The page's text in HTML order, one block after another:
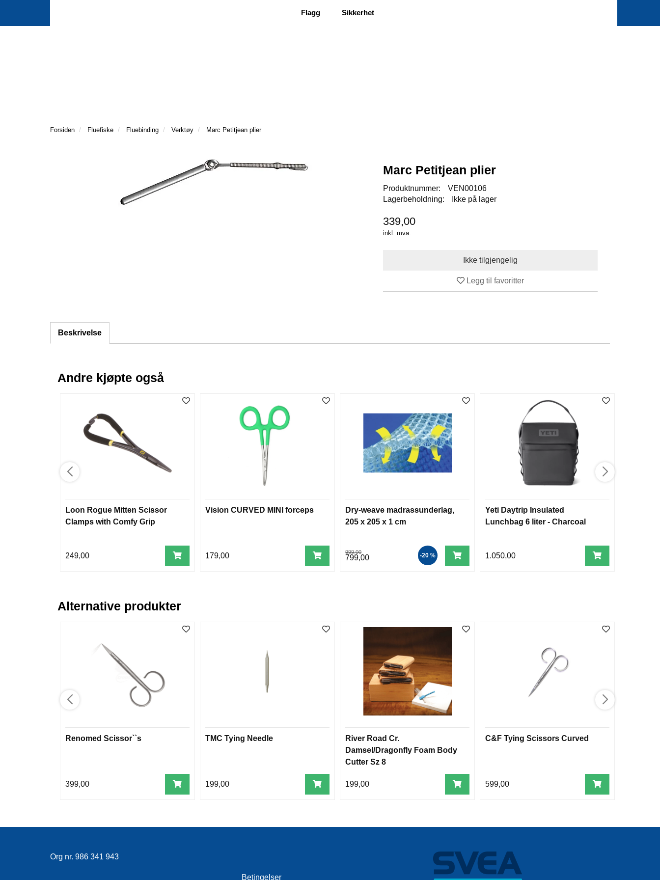
Flagg Sikkerhet
Forsiden Fluefiske Fluebinding Verktøy Marc Petitjean plier
Marc Petitjean plier
Produktnummer:
VEN00106
Lagerbeholdning:
Ikke på lager
339,00
inkl. mva.
Legg til favoritter
Beskrivelse
Andre kjøpte også
Loon Rogue Mitten Scissor
Clamps with Comfy Grip
249,00
Vision CURVED MINI forceps
179,00
Dry-weave madrassunderlag,
205 x 205 x 1 cm
999,00
799,00 -20 %
Yeti Daytrip Insulated
Lunchbag 6 liter - Charcoal
1.050,00
Alternative produkter
Renomed Scissor``s
399,00
TMC Tying Needle
199,00
River Road Cr.
Damsel/Dragonfly Foam Body
Cutter Sz 8
199,00
C&F Tying Scissors Curved
599,00
Org nr. 986 341 943
Betingelser